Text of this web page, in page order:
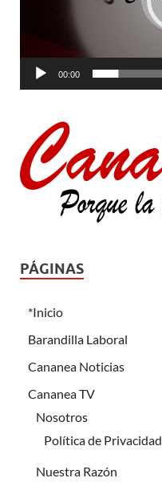
00:00
PÁGINAS
*Inicio
Barandilla Laboral
Cananea Noticias
Cananea TV
Nosotros
Política de Privacidad
Nuestra Razón